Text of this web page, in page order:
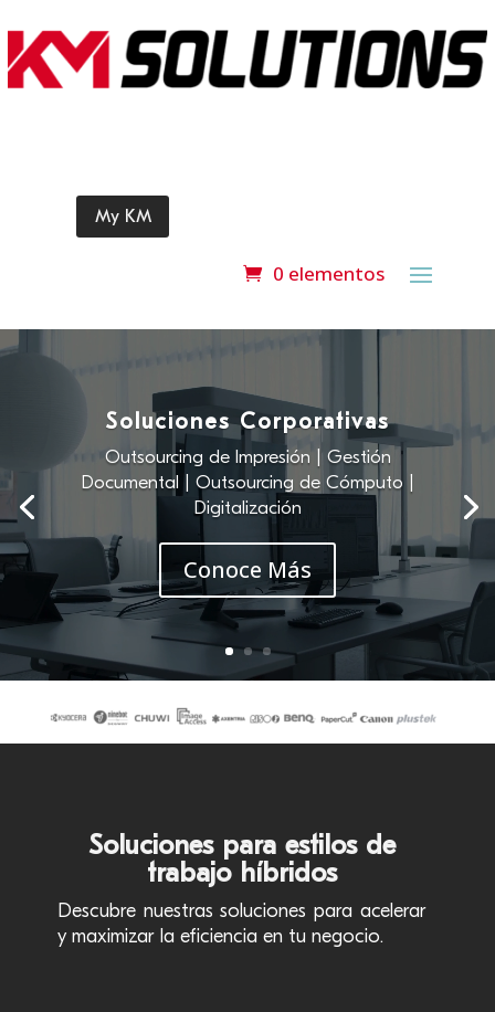
My KM
0 elementos
Soluciones Corporativas
Outsourcing de Impresión | Gestión
Documental | Outsourcing de Cómputo |
Digitalización
Conoce Más
vídeo
Soluciones para estilos de
trabajo híbridos
Descubre nuestras soluciones para acelerar
y maximizar la eficiencia en tu negocio.